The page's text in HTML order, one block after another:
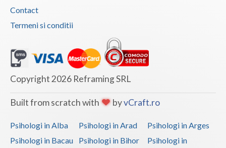
Valcea
Vrancea
Contact
Termeni si conditii
Copyright 2026 Reframing SRL
Built from scratch with byvCraft.ro
Psihologi in Alba Psihologi in Arad
Psihologi in Arges
Psihologi in Bacau
Psihologi in Bihor
Psihologi in